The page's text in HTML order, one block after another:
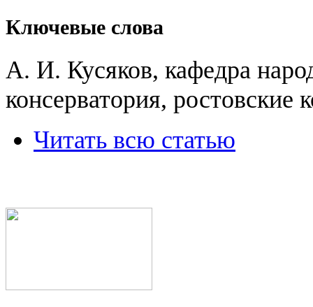
Ключевые слова
А. И. Кусяков, кафедра
консерватория, ростовские
Читать всю статью